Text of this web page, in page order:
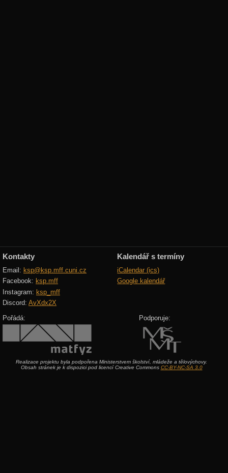
Kontakty
Email: ksp@ksp.mff.cuni.cz
Facebook: ksp.mff
Instagram: ksp_mff
Discord: AvXdx2X
Kalendář s termíny
iCalendar (ics)
Google kalendář
Pořádá: Podporuje:
Realizace projektu byla podpořena Ministerstvem školství, mládeže a tělovýchovy.
Obsah stránek je k dispozici pod licencí Creative Commons CC-BY-NC-SA 3.0